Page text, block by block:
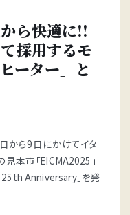
ら快適に!!
採用するモ
ーター」と
から9日にかけてイタ
見本市「EICMA2025」
25th Anniversary」を発